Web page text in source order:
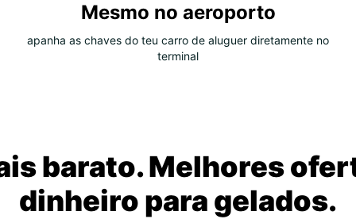
Mesmo no aeroporto
apanha as chaves do teu carro de aluguer diretamente no
terminal
barato. Melhores
dinheiro para gelados.